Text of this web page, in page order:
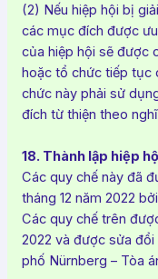
(2) Nếu hiệp hội bị
các mục đích được
của hiệp hội sẽ được
hoặc tổ chức tiếp tục
chức này phải sử
đích từ thiện theo
18. Thành lập hiệp
Các quy chế này đã
tháng 12 năm 2022
Các quy chế trên
2022 và được sửa
phố Nürnberg – Tòa